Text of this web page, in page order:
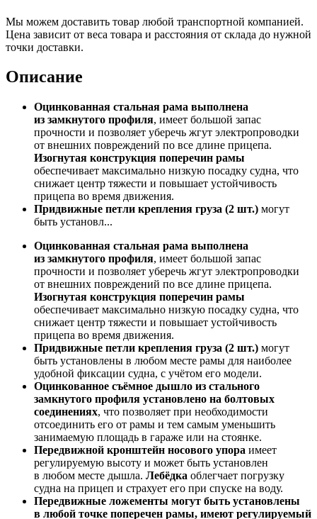
Мы можем доставить товар любой транспортной компанией.
Цена зависит от веса товара и расстояния от склада до нужной
точки доставки.
Описание
Оцинкованная стальная рама выполнена
из замкнутого профиля, имеет большой запас
прочности и позволяет уберечь жгут электропроводки
от внешних повреждений по все длине прицепа.
Изогнутая конструкция поперечин рамы
обеспечивает максимально низкую посадку судна, что
снижает центр тяжести и повышает устойчивость
прицепа во время движения.
Придвижные петли крепления груза (2 шт.) могут
быть установл...
Оцинкованная стальная рама выполнена
из замкнутого профиля, имеет большой запас
прочности и позволяет уберечь жгут электропроводки
от внешних повреждений по все длине прицепа.
Изогнутая конструкция поперечин рамы
обеспечивает максимально низкую посадку судна, что
снижает центр тяжести и повышает устойчивость
прицепа во время движения.
Придвижные петли крепления груза (2 шт.) могут
быть установлены в любом месте рамы для наиболее
удобной фиксации судна, с учётом его модели.
Оцинкованное съёмное дышло из стального
замкнутого профиля установлено на болтовых
соединениях, что позволяет при необходимости
отсоединить его от рамы и тем самым уменьшить
занимаемую площадь в гараже или на стоянке.
Передвижной кронштейн носового упора имеет
регулируемую высоту и может быть установлен
в любом месте дышла. Лебёдка облегчает погрузку
судна на прицеп и страхует его при спуске на воду.
Передвижные ложементы могут быть установлены
в любой точке поперечен рамы, имеют регулируемый